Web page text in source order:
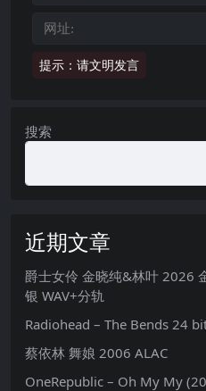
提示：请文明发言
搜索
近期文章
爵士女伶 金晓纯&林叶 2026
银 WAV+分轨
Radiohead – The Bends 24
蔡依林 舞娘 2006 ALAC
OneRepublic – Oh My My